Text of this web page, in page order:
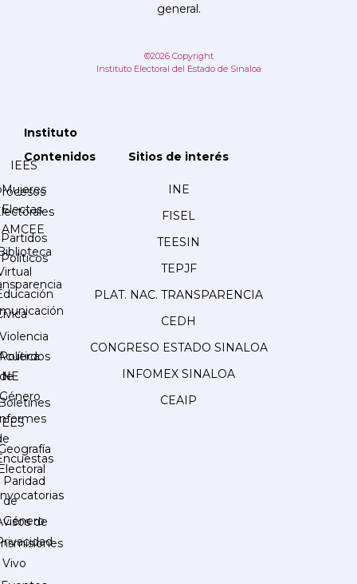
general.
©2026 Copyright
Instituto Electoral del Estado de Sinaloa
Instituto
IEES
Partidos
Políticos
de
Contenidos
Mujeres
Electas
AMCEE
Violencia
Política
de
Género
Paridad
de
Género
Sitios de interés
INE
FISEL
TEESIN
TEPJF
PLAT. NAC. TRANSPARENCIA
CEDH
CONGRESO ESTADO SINALOA
INFOMEX SINALOA
CEAIP